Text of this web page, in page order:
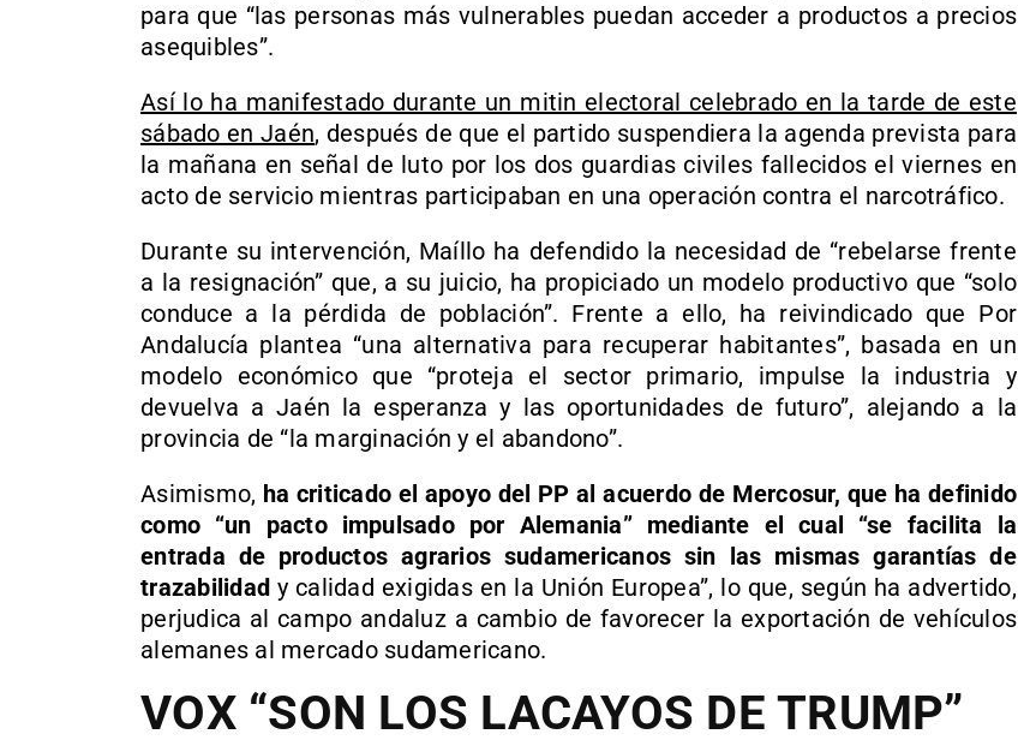
para que “las personas más vulnerables puedan acceder a productos a precios
asequibles”.
Así lo ha manifestado durante un mitin electoral celebrado en la tarde de este
sábado en Jaén, después de que el partido suspendiera la agenda prevista para
la mañana en señal de luto por los dos guardias civiles fallecidos el viernes en
acto de servicio mientras participaban en una operación contra el narcotráfico.
Durante su intervención, Maíllo ha defendido la necesidad de “rebelarse frente
a la resignación” que, a su juicio, ha propiciado un modelo productivo que “solo
conduce a la pérdida de población”. Frente a ello, ha reivindicado que Por
Andalucía plantea “una alternativa para recuperar habitantes”, basada en un
modelo económico que “proteja el sector primario, impulse la industria y
devuelva a Jaén la esperanza y las oportunidades de futuro”, alejando a la
provincia de “la marginación y el abandono”.
Asimismo, ha criticado el apoyo del PP al acuerdo de Mercosur, que ha definido
como “un pacto impulsado por Alemania” mediante el cual “se facilita la
entrada de productos agrarios sudamericanos sin las mismas garantías de
trazabilidad y calidad exigidas en la Unión Europea”, lo que, según ha advertido,
perjudica al campo andaluz a cambio de favorecer la exportación de vehículos
alemanes al mercado sudamericano.
VOX “SON LOS LACAYOS DE TRUMP”